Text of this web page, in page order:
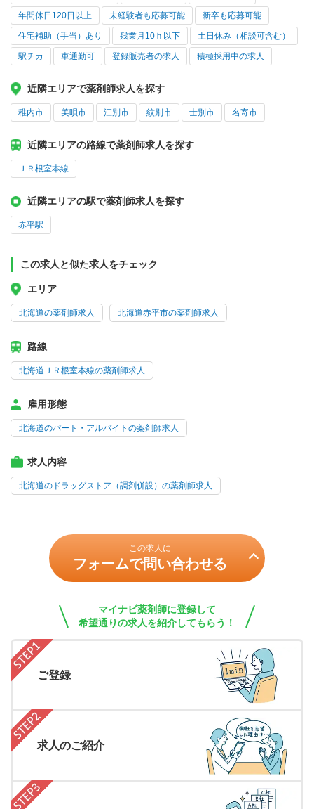
年間休日120日以上 未経験者も応募可能 新卒も応募可能
住宅補助（手当）あり 残業月10ｈ以下 土日休み（相談可含む）
駅チカ 車通勤可 登録販売者の求人 積極採用中の求人
近隣エリアで薬剤師求人を探す
稚内市 美唄市 江別市 紋別市 士別市 名寄市
近隣エリアの路線で薬剤師求人を探す
ＪＲ根室本線
近隣エリアの駅で薬剤師求人を探す
赤平駅
この求人と似た求人をチェック
エリア
北海道の薬剤師求人 北海道赤平市の薬剤師求人
路線
北海道ＪＲ根室本線の薬剤師求人
雇用形態
北海道のパート・アルバイトの薬剤師求人
求人内容
北海道のドラッグストア（調剤併設）の薬剤師求人
この求人に
フォームで問い合わせる
マイナビ薬剤師に登録して
希望通りの求人を紹介してもらう！
ご登録
求人のご紹介